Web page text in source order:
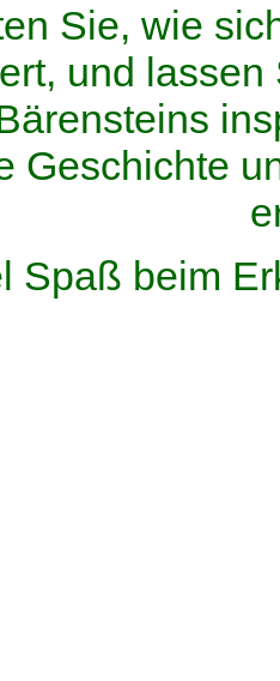
Sie, wie
und
Geschichte
Spaß beim